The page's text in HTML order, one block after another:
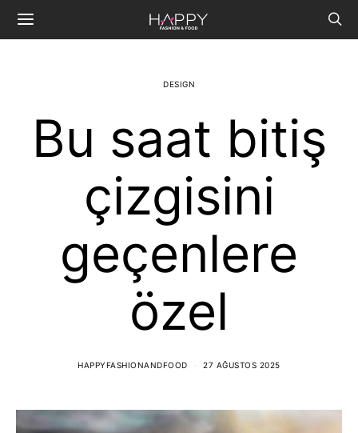
DESIGN
Bu saat bitiş
çizgisini
geçenlere
özel
HAPPYFASHIONANDFOOD 27 AĞUSTOS 2025